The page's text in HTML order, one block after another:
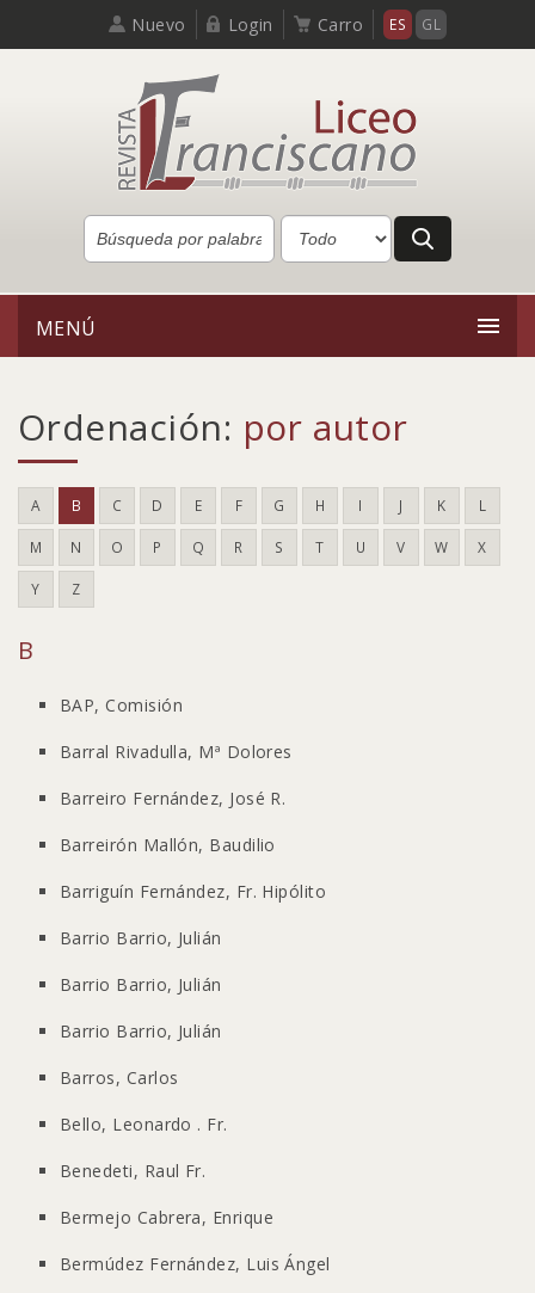
Nuevo Login Carro ES GL
MENÚ
Ordenación: por autor
A B C D E F G H I J K L
M N O P Q R S T U V W X
Y Z
B
BAP, Comisión
Barral Rivadulla, Mª Dolores
Barreiro Fernández, José R.
Barreirón Mallón, Baudilio
Barriguín Fernández, Fr. Hipólito
Barrio Barrio, Julián
Barrio Barrio, Julián
Barrio Barrio, Julián
Barros, Carlos
Bello, Leonardo . Fr.
Benedeti, Raul Fr.
Bermejo Cabrera, Enrique
Bermúdez Fernández, Luis Ángel